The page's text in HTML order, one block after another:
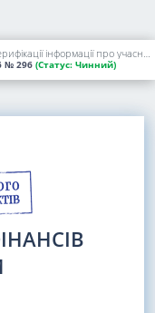
Про затвердження Методики верифікації інформації про учасників скринінгів здоров'я
№ 296 (Статус: Чинний)